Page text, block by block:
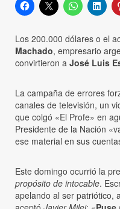
Los 200.000 dólares o el
Machado, empresario
convirtieron a José Luis
La campaña de errores
canales de televisión, un
que colgó «El Profe» en
Presidente de la Nación
ese material en sus
Este domingo ocurrió la
propósito de intocable.
apelando al ser patriótico,